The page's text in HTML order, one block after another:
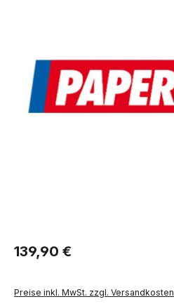
Regulärer Preis:
139,90 €
Preise inkl. MwSt. zzgl. Versandkosten